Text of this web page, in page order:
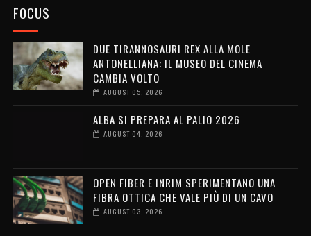
FOCUS
DUE TIRANNOSAURI REX ALLA MOLE
ANTONELLIANA: IL MUSEO DEL CINEMA
CAMBIA VOLTO
AUGUST 05, 2026
ALBA SI PREPARA AL PALIO 2026
AUGUST 04, 2026
OPEN FIBER E INRIM SPERIMENTANO UNA
FIBRA OTTICA CHE VALE PIÙ DI UN CAVO
AUGUST 03, 2026